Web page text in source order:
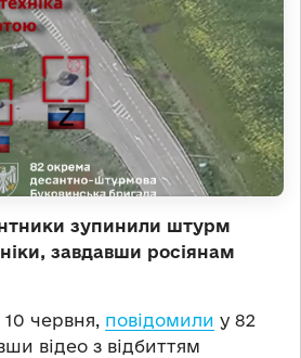
зупинили штурм
завдавши росіянам
10 червня, повідомили у 82
відео з відбиттям